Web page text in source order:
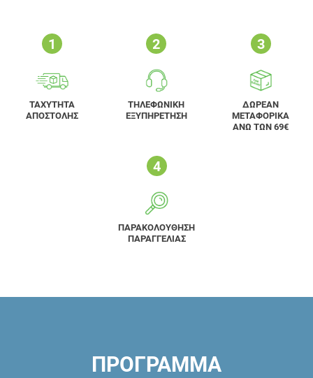
ΤΑΧΥΤΗΤΑ
ΑΠΟΣΤΟΛΗΣ
ΤΗΛΕΦΩΝΙΚΗ
ΕΞΥΠΗΡΕΤΗΣΗ
ΔΩΡΕΑΝ
ΜΕΤΑΦΟΡΙΚΑ
ΑΝΩ ΤΩΝ 69€
ΠΑΡΑΚΟΛΟΥΘΗΣΗ
ΠΑΡΑΓΓΕΛΙΑΣ
ΠΡΟΓΡΑΜΜΑ